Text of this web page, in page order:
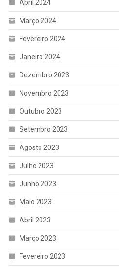
Abril 2024
Março 2024
Fevereiro 2024
Janeiro 2024
Dezembro 2023
Novembro 2023
Outubro 2023
Setembro 2023
Agosto 2023
Julho 2023
Junho 2023
Maio 2023
Abril 2023
Março 2023
Fevereiro 2023